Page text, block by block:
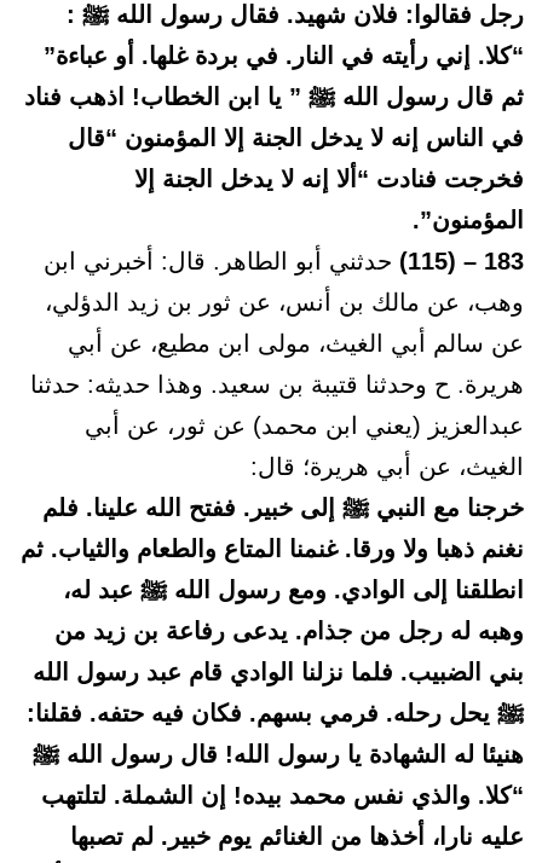
رجل فقالوا: فلان شهيد. فقال رسول الله ﷺ :
“كلا. إني رأيته في النار. في بردة غلها. أو عباءة”
ثم قال رسول الله ﷺ ” يا ابن الخطاب! اذهب فناد
في الناس إنه لا يدخل الجنة إلا المؤمنون “قال
فخرجت فنادت “ألا إنه لا يدخل الجنة إلا
المؤمنون”.
183 – (115)
حدثني أبو الطاهر. قال: أخبرني ابن
وهب، عن مالك بن أنس، عن ثور بن زيد الدؤلي،
عن سالم أبي الغيث، مولى ابن مطيع، عن أبي
هريرة. ح وحدثنا قتيبة بن سعيد. وهذا حديثه: حدثنا
عبدالعزيز (يعني ابن محمد) عن ثور، عن أبي
الغيث، عن أبي هريرة؛ قال:
خرجنا مع النبي ﷺ إلى خبير. ففتح الله علينا. فلم
نغنم ذهبا ولا ورقا. غنمنا المتاع والطعام والثياب. ثم
انطلقنا إلى الوادي. ومع رسول الله ﷺ عبد له،
وهبه له رجل من جذام. يدعى رفاعة بن زيد من
بني الضبيب. فلما نزلنا الوادي قام عبد رسول الله
ﷺ يحل رحله. فرمي بسهم. فكان فيه حتفه. فقلنا:
هنيئا له الشهادة يا رسول الله! قال رسول الله ﷺ
“كلا. والذي نفس محمد بيده! إن الشملة. لتلتهب
عليه نارا، أخذها من الغنائم يوم خبير. لم تصبها